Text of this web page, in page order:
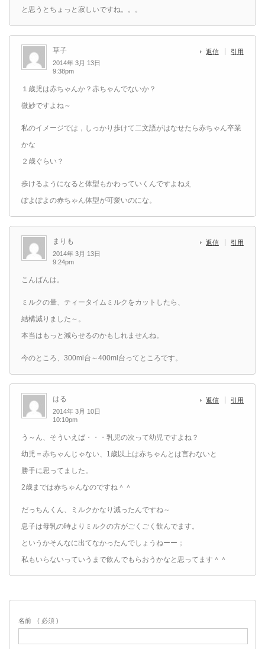
と思うとちょっと寂しいですね。。。
草子
2014年 3月 13日
9:38pm
返信 引用
１歳児は赤ちゃんか？赤ちゃんでないか？
微妙ですよね～
私のイメージでは，しっかり歩けて二文語がはなせたら赤ちゃん卒業
かな
２歳ぐらい？
歩けるようになると体型もかわっていくんですよねえ
ぽよぽよの赤ちゃん体型が可愛いのにな。
まりも
2014年 3月 13日
9:24pm
返信 引用
こんばんは。
ミルクの量、ティータイムミルクをカットしたら、
結構減りました～。
本当はもっと減らせるのかもしれませんね。
今のところ、300ml台～400ml台ってところです。
はる
2014年 3月 10日
10:10pm
返信 引用
う～ん、そういえば・・・乳児の次って幼児ですよね？
幼児＝赤ちゃんじゃない、1歳以上は赤ちゃんとは言わないと
勝手に思ってました。
2歳までは赤ちゃんなのですね＾＾
だっちんくん、ミルクかなり減ったんですね～
息子は母乳の時よりミルクの方がごくごく飲んでます。
というかそんなに出てなかったんでしょうねーー；
私もいらないっていうまで飲んでもらおうかなと思ってます＾＾
名前 ( 必須 )